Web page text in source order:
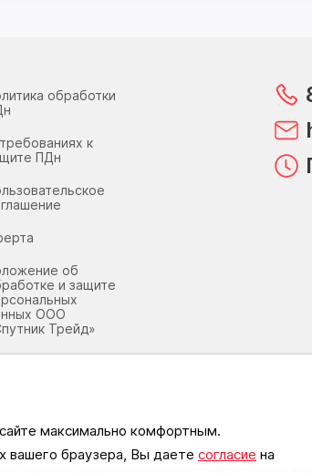
обработки
к
ПДн
об
и защите
ООО
Трейд»
технологии (информационные технологии предоставления
максимально комфортным.
вашего браузера, Вы даете согласие на